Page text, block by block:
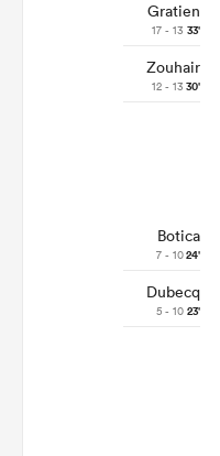
Gratien
17 - 13 33'
Zouhair
12 - 13 30'
Botica
7 - 1024'
Dubecq
5 - 10 23'